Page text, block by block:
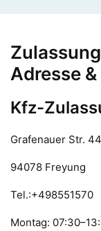
Adresse
Kfz-
Grafenauer Str. 44
94078 Freyung
Tel.:+498551570
Montag: